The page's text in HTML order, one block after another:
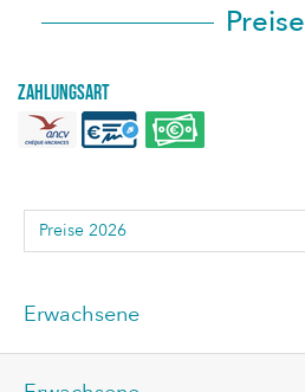
Preise
Zahlungsart
Erwachsene